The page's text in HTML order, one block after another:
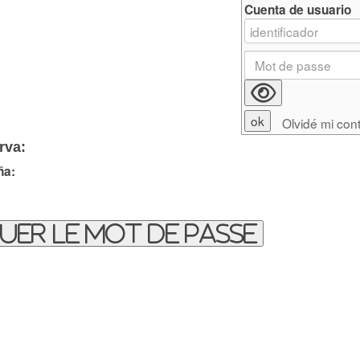
le mot de passe
Cuenta de usuario
Olvidé mi